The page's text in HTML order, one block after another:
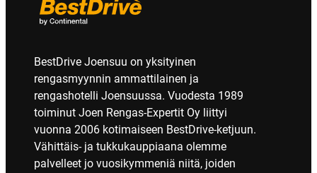
BestDrive Joensuu on yksityinen
rengasmyynnin ammattilainen ja
rengashotelli Joensuussa. Vuodesta 1989
toiminut Joen Rengas-Expertit Oy liittyi
vuonna 2006 kotimaiseen BestDrive-ketjuun.
Vähittäis- ja tukkukauppiaana olemme
palvelleet jo vuosikymmeniä niitä, joiden